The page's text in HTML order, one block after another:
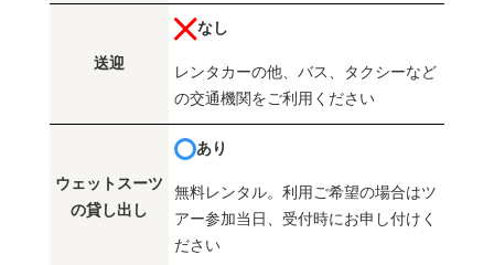
送迎
なし
レンタカーの他、バス、タクシーなど
の交通機関をご利用ください
ウェットスーツ
の貸し出し
あり
無料レンタル。利用ご希望の場合はツ
アー参加当日、受付時にお申し付けく
ださい